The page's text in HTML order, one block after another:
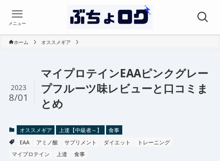
メニュー
ホーム オススメギア
マイプロテインEAAピンクグレー
プフルーツ味レビューと口コミま
とめ
2023
8/01
オススメギア 上達【中級者～】
食事
EAA
アミノ酸 サプリメント ダイエット
トレーニング
マイプロテイン
上達 食事